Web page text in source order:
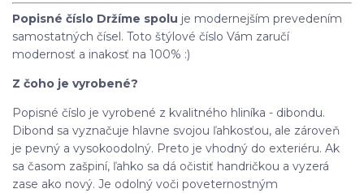
Popisné číslo Držíme spolu je modernejším prevedením
samostatných čísel. Toto štýlové číslo Vám zaručí
modernosť a inakosť na 100% :)
Z čoho je vyrobené?
Popisné číslo je vyrobené z kvalitného hliníka - dibondu.
Dibond sa vyznačuje hlavne svojou ľahkosťou, ale zároveň
je pevný a vysokoodolný. Preto je vhodný do exteriéru. Ak
sa časom zašpiní, ľahko sa dá očistiť handričkou a vyzerá
zase ako nový. Je odolný voči poveternostným